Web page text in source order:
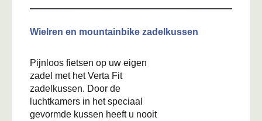
Wielren en mountainbike zadelkussen
Pijnloos fietsen op uw eigen
zadel met het Verta Fit
zadelkussen. Door de
luchtkamers in het speciaal
gevormde kussen heeft u nooit